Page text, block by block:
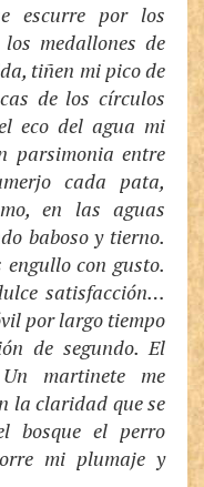
escurre por los
medallones de
tiñen mi pico de
de los círculos
eco del agua mi
parsimonia entre
cada pata,
en las aguas
baboso y tierno.
con gusto.
satisfacción…
por largo tiempo
de segundo. El
martinete me
la claridad que se
bosque el perro
mi plumaje y